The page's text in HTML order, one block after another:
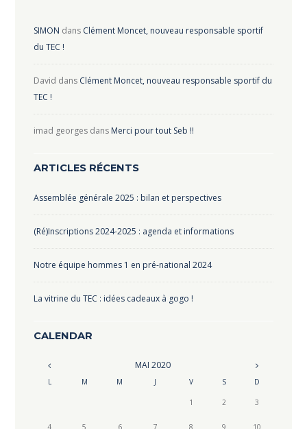
SIMON dans Clément Moncet, nouveau responsable sportif
du TEC !
David dans Clément Moncet, nouveau responsable sportif du
TEC !
imad georgesdans Merci pour tout Seb !!
ARTICLES RÉCENTS
Assemblée générale 2025 : bilan et perspectives
(Ré)Inscriptions 2024-2025 : agenda et informations
Notre équipe hommes 1 en pré-national 2024
La vitrine du TEC : idées cadeaux à gogo !
CALENDAR
MAI2020
L M M J V S D
1 2 3